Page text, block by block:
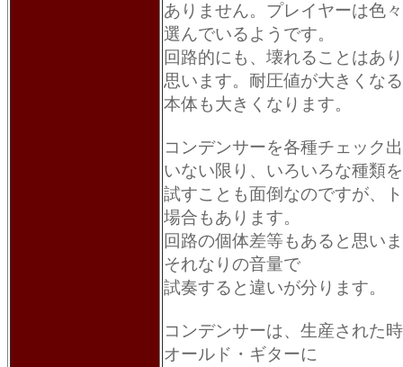
ありません。プレイヤーは色
選んでいるようです。
回路的にも、壊れることはあ
思います。耐圧値が大きくな
本体も大きくなります。
コンデンサーを各種チェック
いない限り、いろいろな種類を
試すことも面倒なのですが、
場合もあります。
回路の個体差等もあると思い
それなりの音量で
試奏すると違いが分ります。
コンデンサーは、生産された
オールド・ギターに